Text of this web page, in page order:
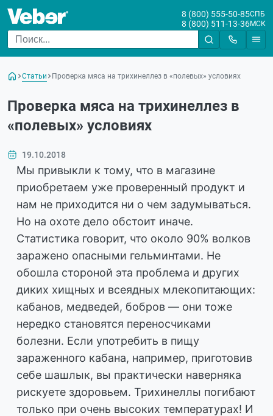
8 (800) 555-50-85СПБ
8 (800) 511-13-36МСК
Статьи Проверка мяса на трихинеллез в «полевых» условиях
Проверка мяса на трихинеллез в
«полевых» условиях
19.10.2018
Мы привыкли к тому, что в магазине
приобретаем уже проверенный продукт и
нам не приходится ни о чем задумываться.
Но на охоте дело обстоит иначе.
Статистика говорит, что около 90% волков
заражено опасными гельминтами. Не
обошла стороной эта проблема и других
диких хищных и всеядных млекопитающих:
кабанов, медведей, бобров — они тоже
нередко становятся переносчиками
болезни. Если употребить в пищу
зараженного кабана, например, приготовив
себе шашлык, вы практически наверняка
рискуете здоровьем. Трихинеллы погибают
только при очень высоких температурах! И